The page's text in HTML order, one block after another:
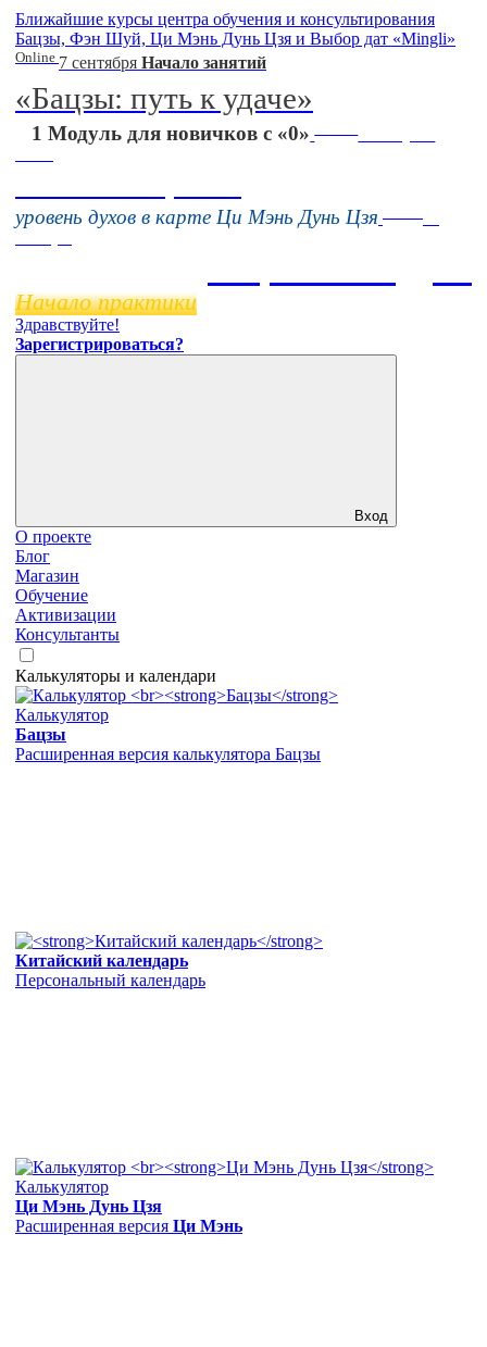
Ближайшие курсы центра обучения и консультирования
Бацзы, Фэн Шуй, Ци Мэнь Дунь Цзя и Выбор дат «Mingli»
Online 7 сентября Начало занятий
«Бацзы: путь к удаче»
1 Модуль для новичков с «0»
16 августа
уровень духов в карте Ци Мэнь Дунь Цзя
Начало практики
Здравствуйте!
Зарегистрироваться?
Вход
О проекте
Блог
Магазин
Обучение
Активизации
Консультанты
Калькуляторы и календари
Калькулятор
Бацзы
Расширенная версия калькулятора Бацзы
Китайский календарь
Персональный календарь
Калькулятор
Ци Мэнь Дунь Цзя
Расширенная версия Ци Мэнь